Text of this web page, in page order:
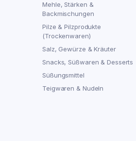
Mehle, Stärken &
Backmischungen
Pilze & Pilzprodukte
(Trockenwaren)
Salz, Gewürze & Kräuter
Snacks, Süßwaren & Desserts
Süßungsmittel
Teigwaren & Nudeln